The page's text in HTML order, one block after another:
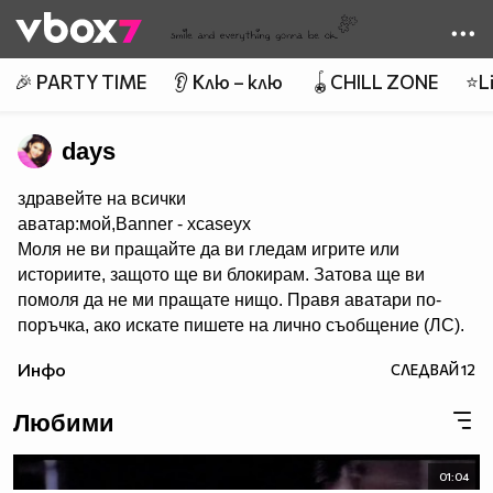
👾
🎉 PARTY TIME 👂 Клю – клю 🪀CHILL ZONE
days
здравейте на всички
аватар:мой,Banner - xcaseyx
Моля не ви пращайте да ви гледам игрите или
историите, защото ще ви блокирам. Затова ще ви
помоля да не ми пращате нищо. Правя аватари по-
поръчка, ако искате пишете на лично съобщение (ЛС).
каквото мога. Не участвам в конкурси. В сайта има
красиви профили. Също ,че се запознах с много добри
хора. Е СЕГА НЕЩО ЗА МЕН. Така обичам много,много
и много да правя аватари. Идоли - Селена Гомез и
Инфо СЛЕДВАЙ12
Любими
01:04